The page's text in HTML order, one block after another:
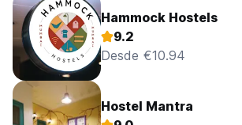
Hammock Hostels
9.2
Desde €10.94
Hostel Mantra